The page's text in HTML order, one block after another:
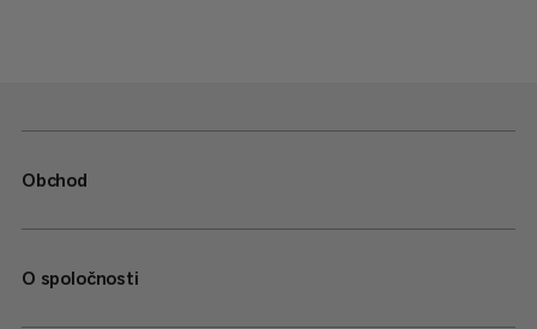
Obchod
O spoločnosti